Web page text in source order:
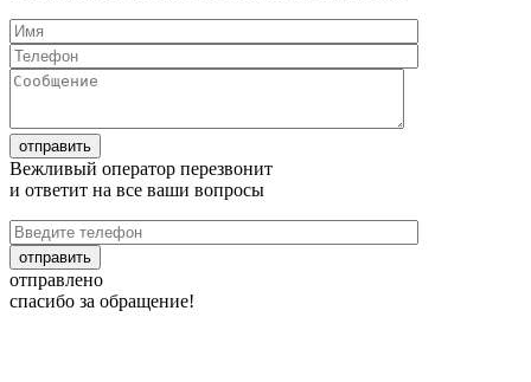
Вежливый оператор перезвонит
и ответит на все ваши вопросы
отправлено
спасибо за обращение!